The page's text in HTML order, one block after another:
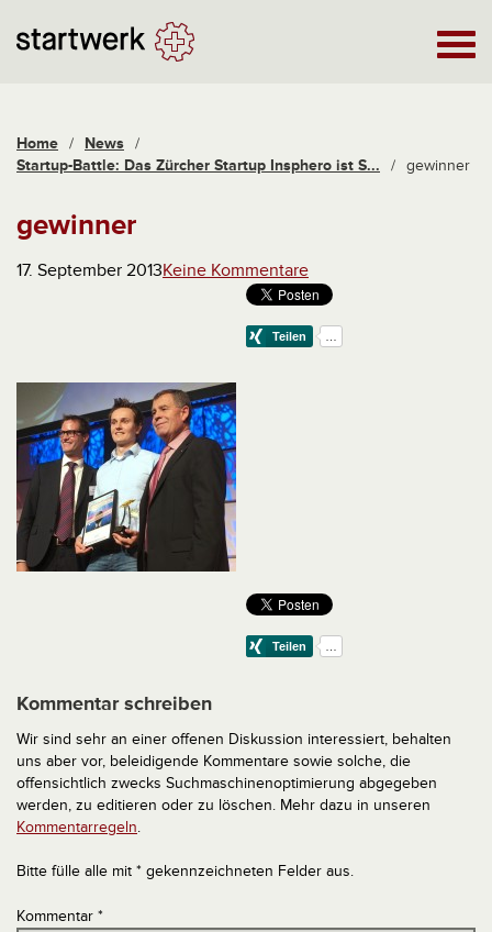
Home / News /
Startup-Battle: Das Zürcher Startup Insphero ist S...
/ gewinner
gewinner
17. September 2013Keine Kommentare
Kommentar schreiben
Wir sind sehr an einer offenen Diskussion interessiert, behalten
uns aber vor, beleidigende Kommentare sowie solche, die
offensichtlich zwecks Suchmaschinenoptimierung abgegeben
werden, zu editieren oder zu löschen. Mehr dazu in unseren
Kommentarregeln.
Bitte fülle alle mit * gekennzeichneten Felder aus.
Kommentar *